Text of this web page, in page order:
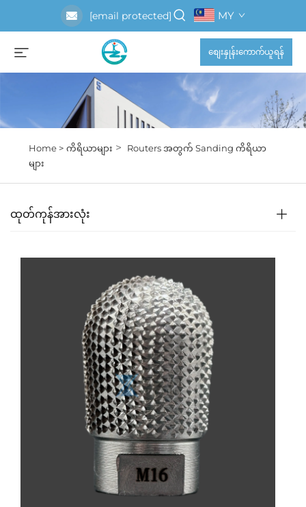
[email protected] MY
စျေးနှုန်းကောက်ယူရန်
Home > ကိရိယာများ >
Routers အတွက် Sanding ကိရိယာ
များ
ထုတ်ကုန်အားလုံး